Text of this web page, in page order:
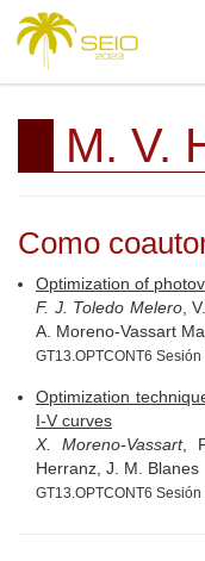
M. V.
Como
Optimization of
F. J. Toledo Melero,
A. Moreno-Vassart
GT13.OPTCONT6
Optimization
I-V curves
X. Moreno-Vassart,
Herranz, J. M. Blanes
GT13.OPTCONT6